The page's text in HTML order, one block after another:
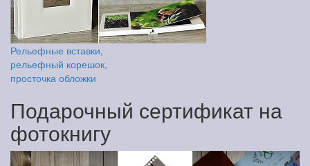
Рельефные вставки,
рельефный корешок,
просточка обложки
Подарочный сертификат на
фотокнигу